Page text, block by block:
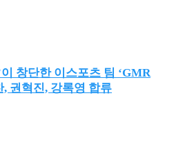
창단한 이스포츠 팀 ‘GMR
, 권혁진, 강록영 합류